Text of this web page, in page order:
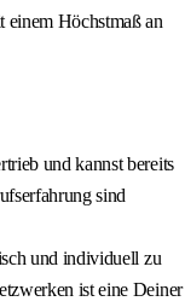
Höchstmaß an
und kannst bereits
sind
und individuell zu
ist eine Deiner